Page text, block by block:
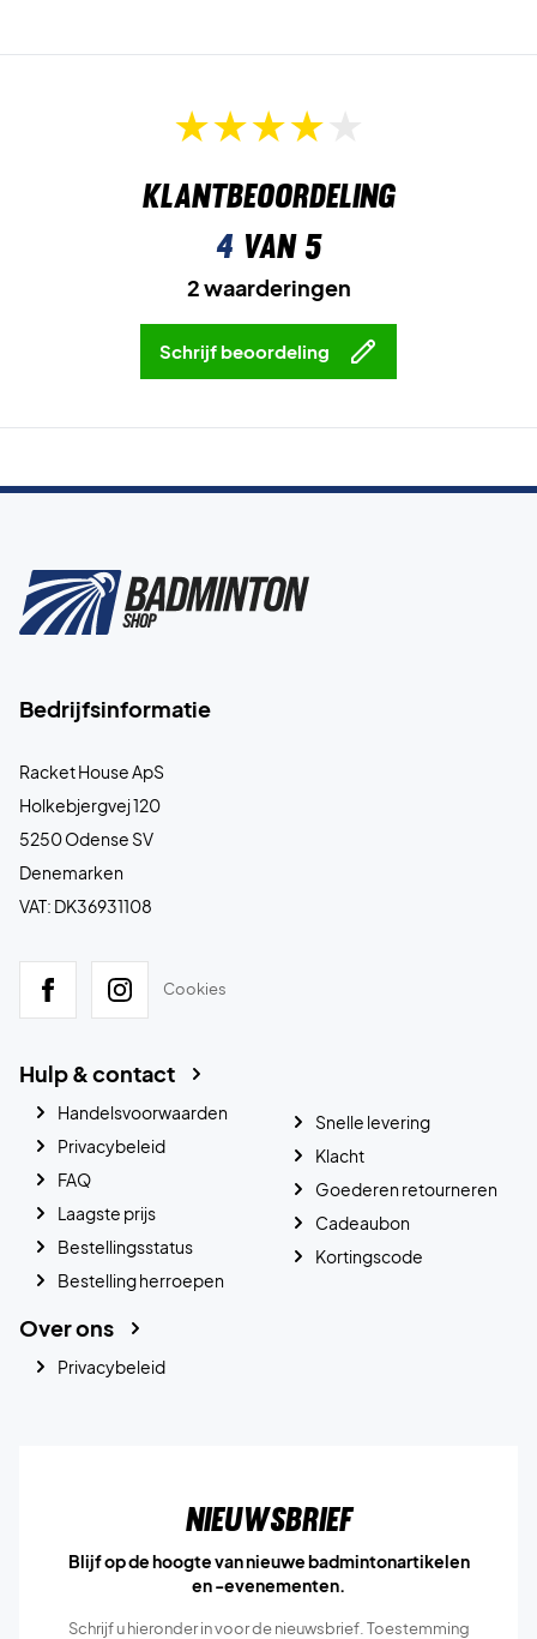
Klantbeoordeling
4 van 5
2 waarderingen
Schrijf beoordeling
Bedrijfsinformatie
Racket House ApS
Holkebjergvej 120
5250 Odense SV
Denemarken
VAT: DK36931108
Cookies
Hulp & contact
Handelsvoorwaarden
Privacybeleid
FAQ
Laagste prijs
Bestellingsstatus
Bestelling herroepen
Snelle levering
Klacht
Goederen retourneren
Cadeaubon
Kortingscode
Over ons
Privacybeleid
Nieuwsbrief
Blijf op de hoogte van nieuwe badmintonartikelen
en -evenementen.
Schrijf u hieronder in voor de nieuwsbrief. Toestemming